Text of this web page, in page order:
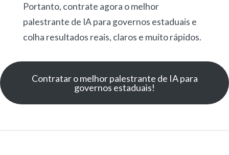
Portanto, contrate agora o melhor
palestrante de IA para governos estaduais e
colha resultados reais, claros e muito rápidos.
Contratar o melhor palestrante de IA para
governos estaduais!